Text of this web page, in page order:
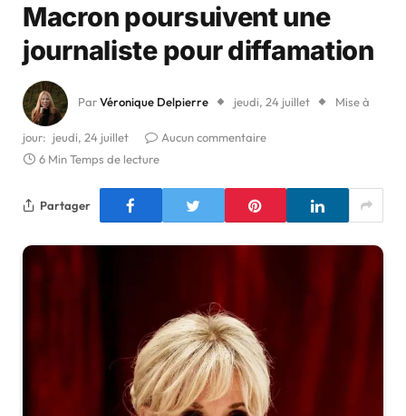
Macron poursuivent une
journaliste pour diffamation
ParVéronique Delpierre jeudi, 24 juillet Mise à
jour: jeudi, 24 juillet
Aucun commentaire
6 Min Temps de lecture
Partager